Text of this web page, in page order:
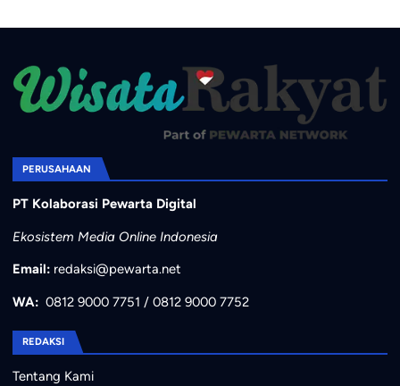
PERUSAHAAN
PT Kolaborasi Pewarta Digital
Ekosistem Media Online Indonesia
Email: redaksi@pewarta.net
WA: 0812 9000 7751 / 0812 9000 7752
REDAKSI
Tentang Kami